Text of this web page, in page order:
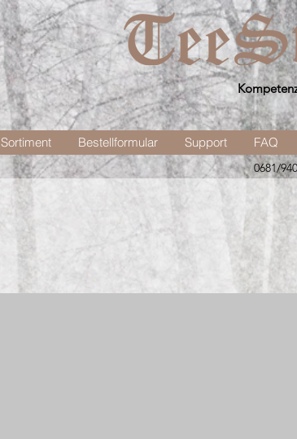
Sortiment Bestellformular Support FAQ
0681/